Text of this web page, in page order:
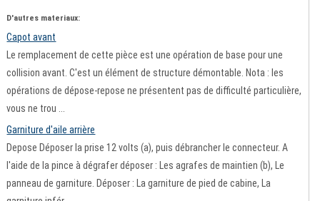
D'autres materiaux:
Capot avant
Le remplacement de cette pièce est une opération de base pour une
collision avant. C'est un élément de structure démontable. Nota : les
opérations de dépose-repose ne présentent pas de difficulté particulière,
vous ne trou ...
Garniture d'aile arrière
Depose Déposer la prise 12 volts (a), puis débrancher le connecteur. A
l'aide de la pince à dégrafer déposer : Les agrafes de maintien (b), Le
panneau de garniture. Déposer : La garniture de pied de cabine, La